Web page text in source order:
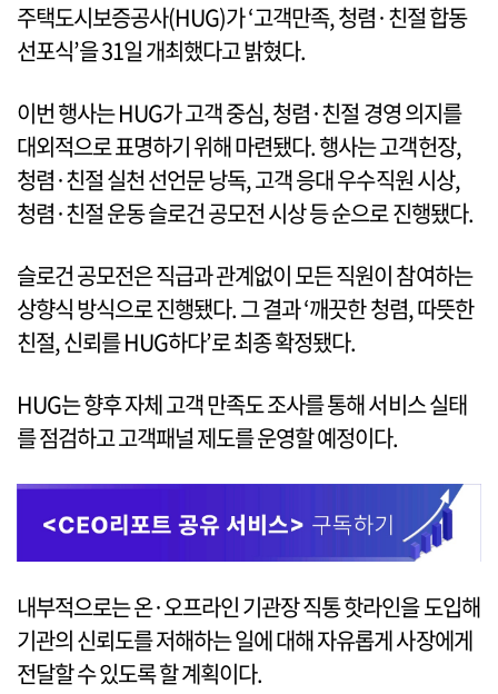
주택도시보증공사(HUG)가 ‘고객만족, 청렴·친절 합동
선포식’을 31일 개최했다고 밝혔다.
이번 행사는 HUG가 고객 중심, 청렴·친절 경영 의지를
대외적으로 표명하기 위해 마련됐다. 행사는 고객헌장,
청렴·친절 실천 선언문 낭독, 고객 응대 우수직원 시상,
청렴·친절 운동 슬로건 공모전 시상 등 순으로 진행됐다.
슬로건 공모전은 직급과 관계없이 모든 직원이 참여하는
상향식 방식으로 진행됐다. 그 결과 ‘깨끗한 청렴, 따뜻한
친절, 신뢰를 HUG하다’로 최종 확정됐다.
HUG는 향후 자체 고객 만족도 조사를 통해 서비스 실태
를 점검하고 고객패널 제도를 운영할 예정이다.
내부적으로는 온·오프라인 기관장 직통 핫라인을 도입해
기관의 신뢰도를 저해하는 일에 대해 자유롭게 사장에게
전달할 수 있도록 할 계획이다.